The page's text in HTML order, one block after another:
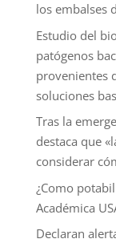
los embalses
Estudio del
patógenos
provenientes
soluciones
Tras la
destaca que
considerar
¿Como
Académica
Declaran